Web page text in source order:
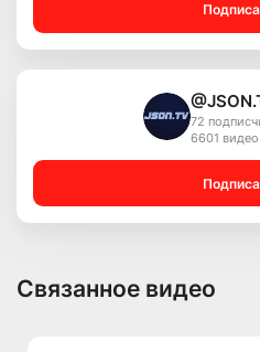
72
6601 видео
Связанное видео